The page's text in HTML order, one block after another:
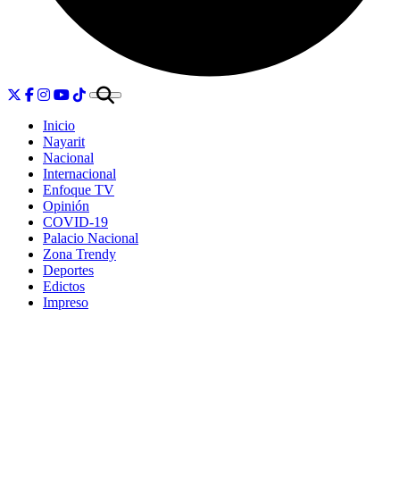
Inicio
Nayarit
Nacional
Internacional
Enfoque TV
Opinión
COVID-19
Palacio Nacional
Zona Trendy
Deportes
Edictos
Impreso